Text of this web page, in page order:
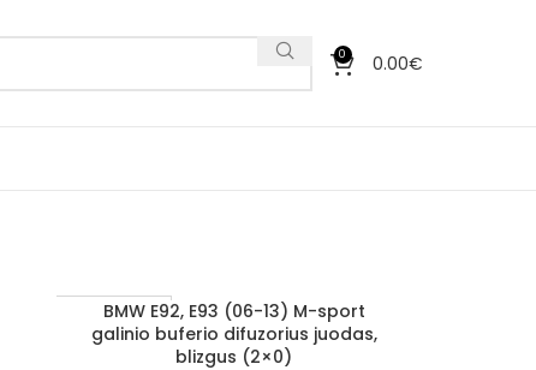
0 0.00€
1–3 d. d.
Į KREPŠELĮBMW E92, E93 (06-13) M-sport
galinio buferio difuzorius juodas,
blizgus (2×0)